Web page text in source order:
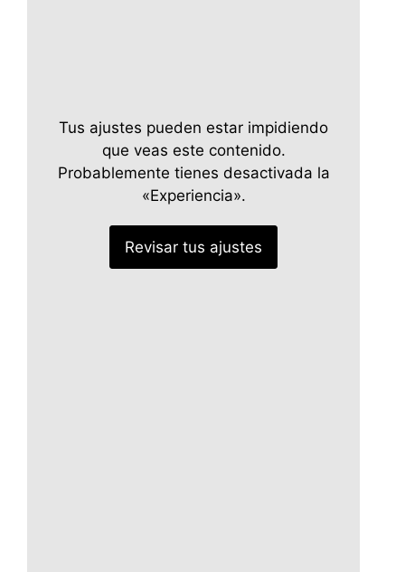
Tus ajustes pueden estar impidiendo
que veas este contenido.
Probablemente tienes desactivada la
«Experiencia».
Revisar tus ajustes